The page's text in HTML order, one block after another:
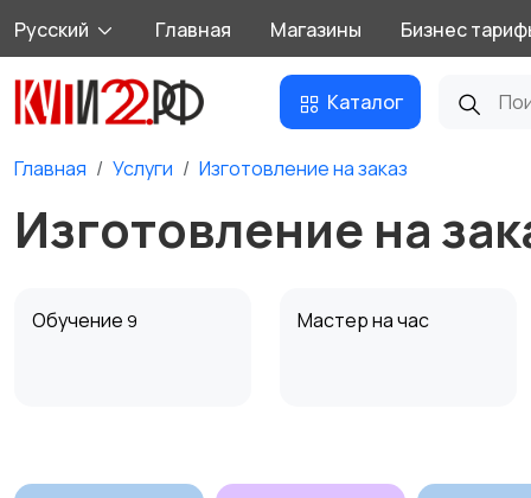
Русский Главная Магазины Бизнес
Каталог
Главная Услуги Изготовление на заказ
Изготовление на
Обучение 9 Мастер на час